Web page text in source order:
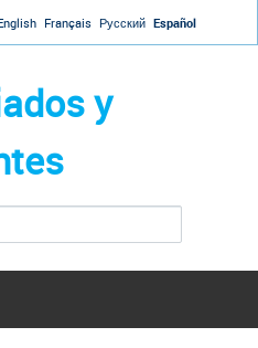
navigationFrançais Русский Español
y